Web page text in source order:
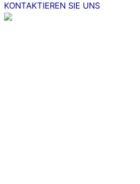
KONTAKTIEREN SIE UNS